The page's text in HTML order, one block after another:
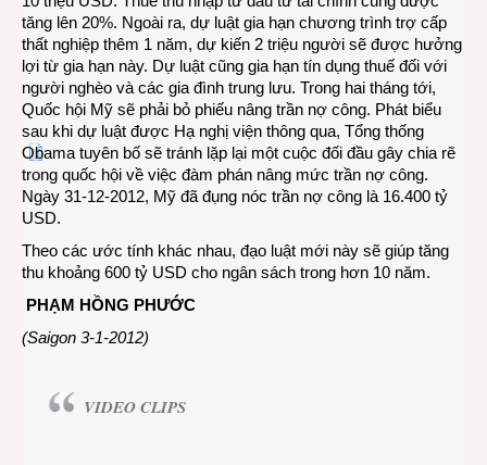
tăng lên 20%. Ngoài ra, dự luật gia hạn chương trình trợ cấp
thất nghiệp thêm 1 năm, dự kiến 2 triệu người sẽ được hưởng
lợi từ gia hạn này. Dự luật cũng gia hạn tín dụng thuế đối với
người nghèo và các gia đình trung lưu. Trong hai tháng tới,
Quốc hội Mỹ sẽ phải bỏ phiếu nâng trần nợ công. Phát biểu
sau khi dự luật được Hạ nghị viện thông qua, Tổng thống
Obama tuyên bố sẽ tránh lặp lại một cuộc đối đầu gây chia rẽ
trong quốc hội về việc đàm phán nâng mức trần nợ công.
Ngày 31-12-2012, Mỹ đã đụng nóc trần nợ công là 16.400 tỷ
USD.
Theo các ước tính khác nhau, đạo luật mới này sẽ giúp tăng
thu khoảng 600 tỷ USD cho ngân sách trong hơn 10 năm.
PHẠM HỒNG PHƯỚC
(Saigon 3-1-2012)
VIDEO CLIPS